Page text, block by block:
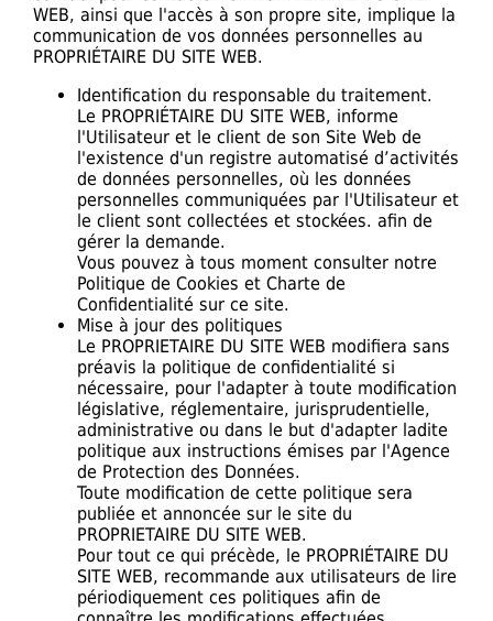
WEB, ainsi que l'accès à son propre site, implique la
communication de vos données personnelles au
PROPRIÉTAIRE DU SITE WEB.
Identification du responsable du traitement.
Le PROPRIÉTAIRE DU SITE WEB, informe
l'Utilisateur et le client de son Site Web de
l'existence d'un registre automatisé d’activités
de données personnelles, où les données
personnelles communiquées par l'Utilisateur et
le client sont collectées et stockées. afin de
gérer la demande.
Vous pouvez à tous moment consulter notre
Politique de Cookies et Charte de
Confidentialité sur ce site.
Mise à jour des politiques
Le PROPRIETAIRE DU SITE WEB modifiera sans
préavis la politique de confidentialité si
nécessaire, pour l'adapter à toute modification
législative, réglementaire, jurisprudentielle,
administrative ou dans le but d'adapter ladite
politique aux instructions émises par l'Agence
de Protection des Données.
Toute modification de cette politique sera
publiée et annoncée sur le site du
PROPRIETAIRE DU SITE WEB.
Pour tout ce qui précède, le PROPRIÉTAIRE DU
SITE WEB, recommande aux utilisateurs de lire
périodiquement ces politiques afin de